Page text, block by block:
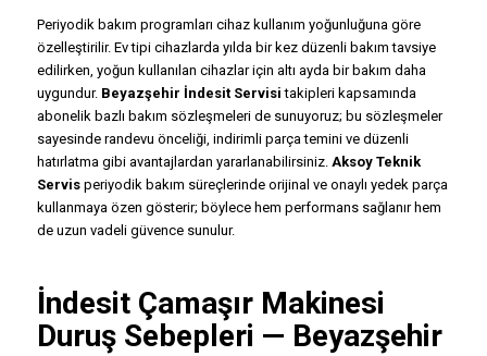
Periyodik bakım programları cihaz kullanım yoğunluğuna göre
özelleştirilir. Ev tipi cihazlarda yılda bir kez düzenli bakım tavsiye
edilirken, yoğun kullanılan cihazlar için altı ayda bir bakım daha
uygundur. Beyazşehir İndesit Servisi takipleri kapsamında
abonelik bazlı bakım sözleşmeleri de sunuyoruz; bu sözleşmeler
sayesinde randevu önceliği, indirimli parça temini ve düzenli
hatırlatma gibi avantajlardan yararlanabilirsiniz. Aksoy Teknik
Servisperiyodik bakım süreçlerinde orijinal ve onaylı yedek parça
kullanmaya özen gösterir; böylece hem performans sağlanır hem
de uzun vadeli güvence sunulur.
İndesit Çamaşır Makinesi
Duruş Sebepleri — Beyazşehir